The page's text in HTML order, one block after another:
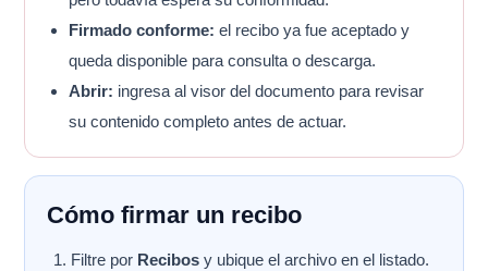
Firmado conforme: el recibo ya fue aceptado y
queda disponible para consulta o descarga.
Abrir: ingresa al visor del documento para revisar
su contenido completo antes de actuar.
Cómo firmar un recibo
Filtre por Recibos y ubique el archivo en el listado.